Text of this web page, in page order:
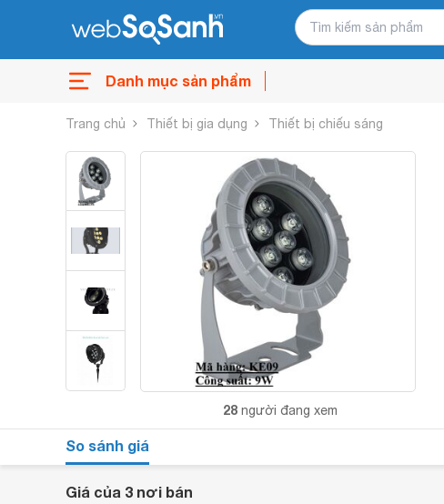
Danh mục sản phẩm
Trang chủ Thiết bị gia dụng Thiết bị chiếu sáng
28 người đang xem
So sánh giá
Giá của 3 nơi bán